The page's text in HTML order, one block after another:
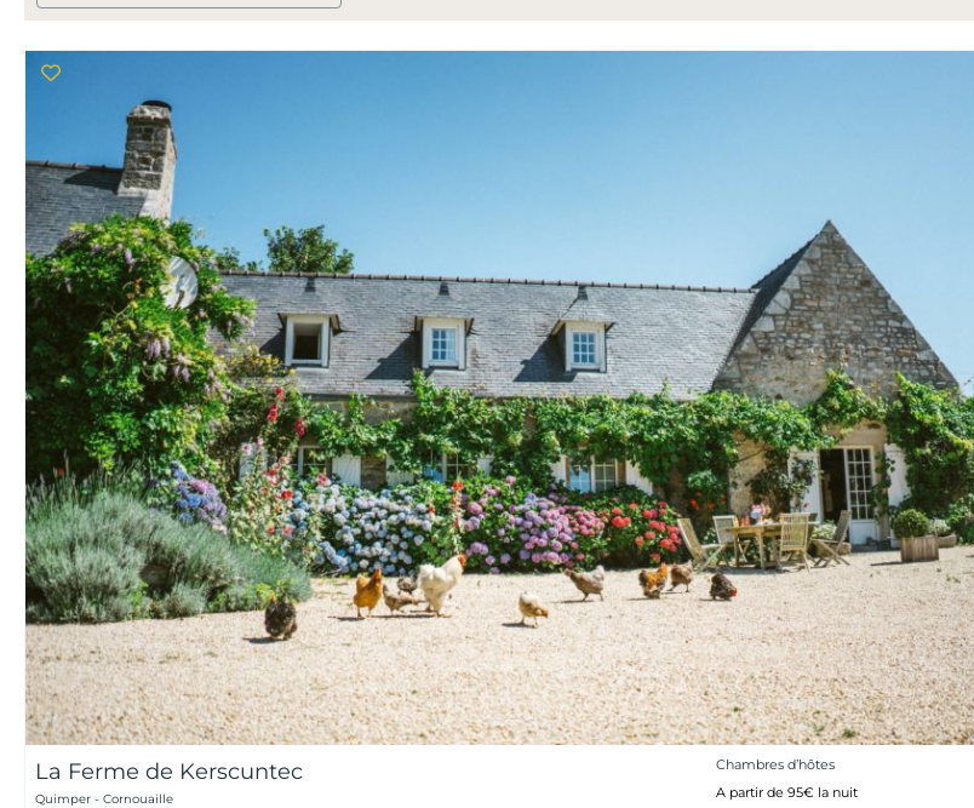
La Ferme de Kerscuntec
Quimper - Cornouaille
Chambres d’hôtes
A partir de 95€ la nuit